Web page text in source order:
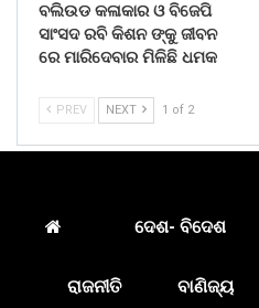
ବଲିଉଡ କଳାକାର ଓ ବିଜେପି
ସାଂସଦ ରବି କିଶନ ଙ୍କୁ ଜୀବନ
ରେ ମାରିଦେବାର ମିଳିଛି ଧମକ
PREV NEXT 1 of 2
ଦେଶ- ବିଦେଶ
ରାଜନୀତି ବାଣିଜ୍ୟ